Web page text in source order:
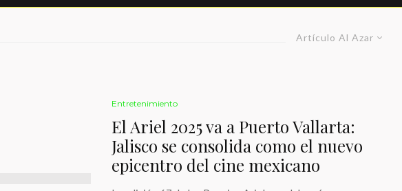
Artículo Al Azar
Entretenimiento
El Ariel 2025 va a Puerto Vallarta:
Jalisco se consolida como el nuevo
epicentro del cine mexicano